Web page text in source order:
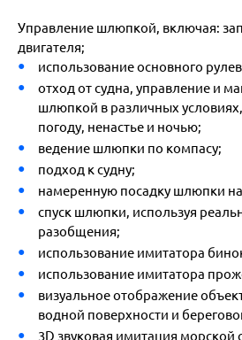
Управление шлюпкой, включая:
двигателя;
использование основного
отход от судна, управление и
шлюпкой в различных
погоду, ненастье и ночью;
ведение шлюпки по компасу;
подход к судну;
намеренную посадку шлюпки
спуск шлюпки, используя
разобщения;
использование имитатора
использование имитатора
визуальное отображение
водной поверхности и
3D звуковая имитация